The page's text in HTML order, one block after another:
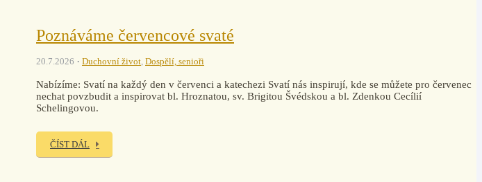
Poznáváme červencové svaté
20.7.2026 Duchovní život, Dospělí, senioři
Nabízíme: Svatí na každý den v červenci a katechezi Svatí nás inspirují, kde se můžete pro červenec
nechat povzbudit a inspirovat bl. Hroznatou, sv. Brigitou Švédskou a bl. Zdenkou Cecílií
Schelingovou.
ČÍST DÁL